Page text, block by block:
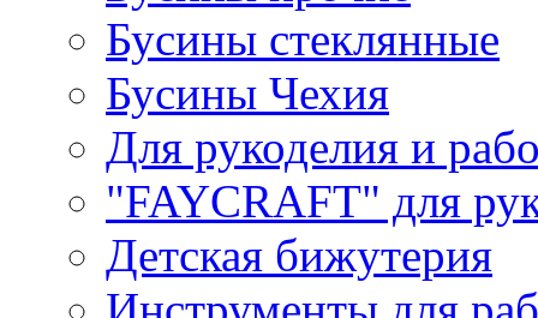
Бусины стеклянные
Бусины Чехия
Для рукоделия и
"FAYCRAFT" для
Детская бижутерия